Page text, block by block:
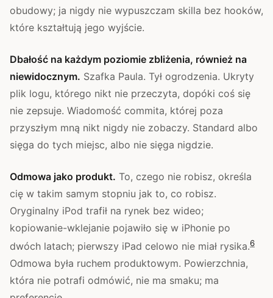
obudowy; ja nigdy nie wypuszczam skilla bez hooków,
które kształtują jego wyjście.
Dbałość na każdym poziomie zbliżenia, również na
niewidocznym. Szafka Paula. Tył ogrodzenia. Ukryty
plik logu, którego nikt nie przeczyta, dopóki coś się
nie zepsuje. Wiadomość commita, której poza
przyszłym mną nikt nigdy nie zobaczy. Standard albo
sięga do tych miejsc, albo nie sięga nigdzie.
Odmowa jako produkt. To, czego nie robisz, określa
cię w takim samym stopniu jak to, co robisz.
Oryginalny iPod trafił na rynek bez wideo;
kopiowanie-wklejanie pojawiło się w iPhonie po
dwóch latach; pierwszy iPad celowo nie miał rysika.6
Odmowa była ruchem produktowym. Powierzchnia,
która nie potrafi odmówić, nie ma smaku; ma